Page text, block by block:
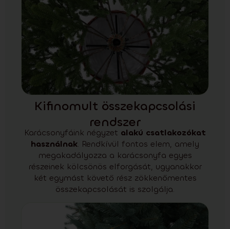
Kifinomult összekapcsolási
rendszer
Karácsonyfáink négyzet alakú csatlakozókat
használnak. Rendkívül fontos elem, amely
megakadályozza a karácsonyfa egyes
részeinek kölcsönös elforgását, ugyanakkor
két egymást követő rész zökkenőmentes
összekapcsolását is szolgálja.